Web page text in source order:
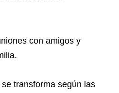
con amigos y
se transforma según las